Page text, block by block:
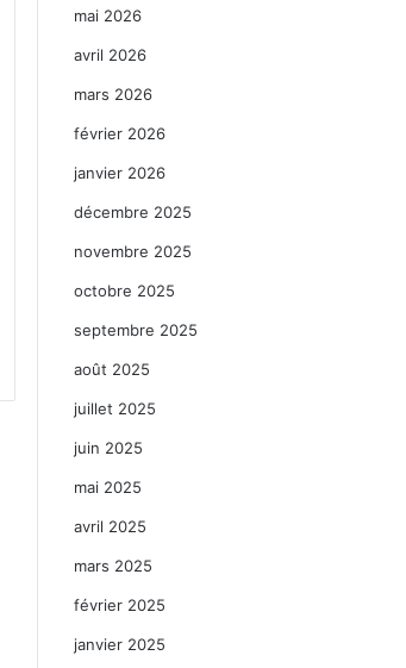
mai 2026
avril 2026
mars 2026
février 2026
janvier 2026
décembre 2025
novembre 2025
octobre 2025
septembre 2025
août 2025
juillet 2025
juin 2025
mai 2025
avril 2025
mars 2025
février 2025
janvier 2025